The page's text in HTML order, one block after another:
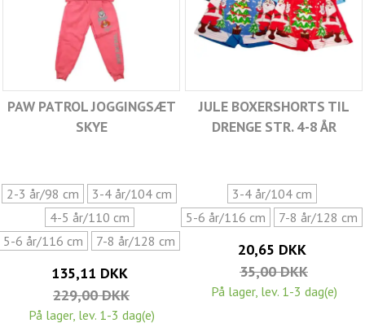
PAW PATROL JOGGINGSÆT
SKYE
2-3 år/98 cm
3-4 år/104 cm
4-5 år/110 cm
5-6 år/116 cm
7-8 år/128 cm
135,11 DKK
229,00 DKK
På lager, lev. 1-3 dag(e)
JULE BOXERSHORTS TIL
DRENGE STR. 4-8 ÅR
3-4 år/104 cm
5-6 år/116 cm
7-8 år/128 cm
20,65 DKK
35,00 DKK
På lager, lev. 1-3 dag(e)